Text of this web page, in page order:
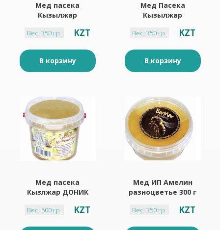
Мед пасека
Кызылжар
Вес: 350 гр. KZT
В корзину
Мед Пасека
Кызылжар
Вес: 350 гр. KZT
В корзину
Мед пасека
Кызлжар ДОНИК
Вес: 500 гр. KZT
Мед ИП Амелин
разноцветье 300 г
Вес: 350 гр. KZT